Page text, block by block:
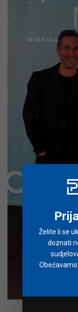
Želite li se
doznati